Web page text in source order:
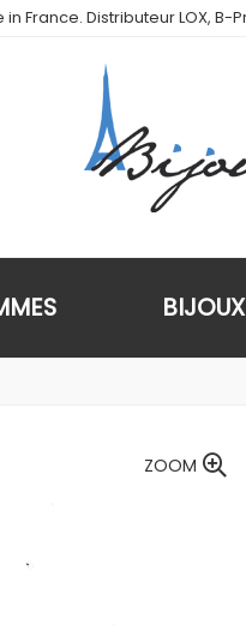
France. Distributeur LOX, B-
ZOOM